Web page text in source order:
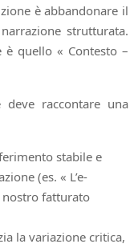
è abbandonare il
strutturata.
è quello « Contesto –
raccontare una
stabile e
(es. « L’e-
nostro fatturato
la variazione critica,